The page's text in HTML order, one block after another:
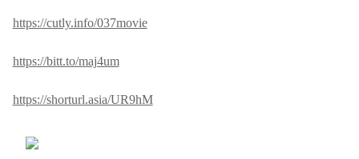
https://cutly.info/037movie
https://bitt.to/maj4um
https://shorturl.asia/UR9hM